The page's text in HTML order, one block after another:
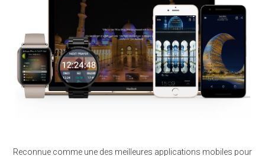
Reconnue comme une des meilleures applications mobiles pour